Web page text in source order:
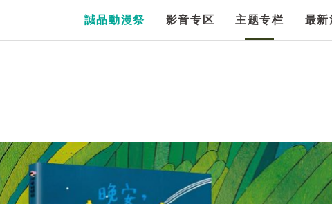
誠品動漫祭 影音专区 主题专栏 最新